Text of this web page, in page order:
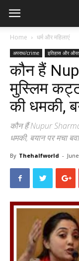
Home धर्म और महिलाएं
अपराध/crime इतिहास और
कौन हैं
मुस्लिम
की धमकी,
कौन हैं Nupur
धमकी, बयान पर मचा
By Thehalfworld -